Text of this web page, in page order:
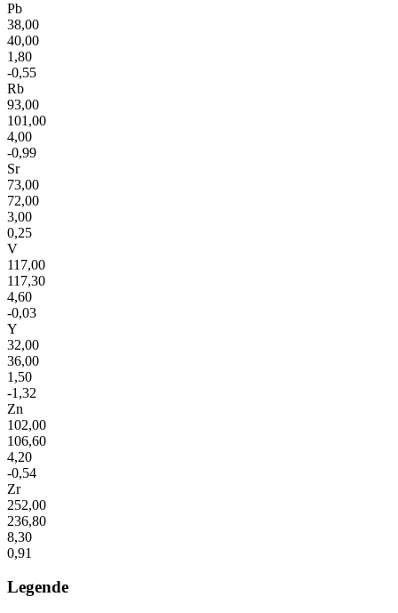
Pb
38,00
40,00
1,80
-0,55
Rb
93,00
101,00
4,00
-0,99
Sr
73,00
72,00
3,00
0,25
V
117,00
117,30
4,60
-0,03
Y
32,00
36,00
1,50
-1,32
Zn
102,00
106,60
4,20
-0,54
Zr
252,00
236,80
8,30
0,91
Legende